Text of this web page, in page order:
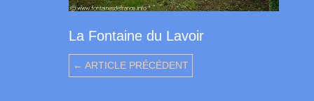
La Fontaine du Lavoir
← ARTICLE PRÉCÉDENT